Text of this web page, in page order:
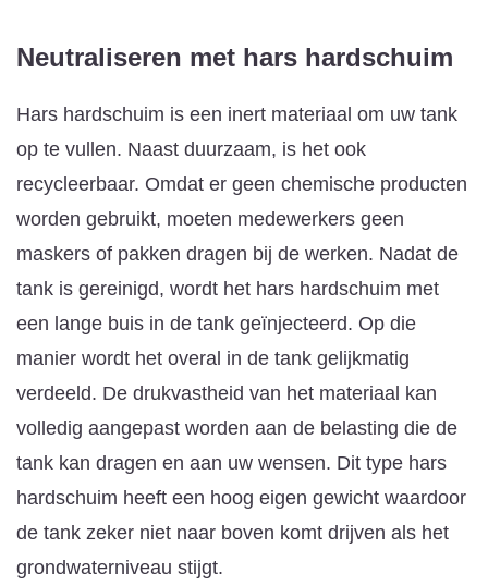
Neutraliseren met hars hardschuim
Hars hardschuim is een inert materiaal om uw tank
op te vullen. Naast duurzaam, is het ook
recycleerbaar. Omdat er geen chemische producten
worden gebruikt, moeten medewerkers geen
maskers of pakken dragen bij de werken. Nadat de
tank is gereinigd, wordt het hars hardschuim met
een lange buis in de tank geïnjecteerd. Op die
manier wordt het overal in de tank gelijkmatig
verdeeld. De drukvastheid van het materiaal kan
volledig aangepast worden aan de belasting die de
tank kan dragen en aan uw wensen. Dit type hars
hardschuim heeft een hoog eigen gewicht waardoor
de tank zeker niet naar boven komt drijven als het
grondwaterniveau stijgt.